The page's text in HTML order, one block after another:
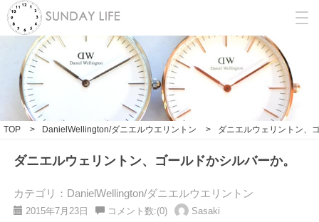
TOP > DanielWellington/ダニエルウエリントン > ダニエルウェリントン、
ダニエルウェリントン、ゴールドかシルバーか。
カテゴリ：DanielWellington/ダニエルウエリントン
2015年7月23日 コメント数:(0) Sasaki